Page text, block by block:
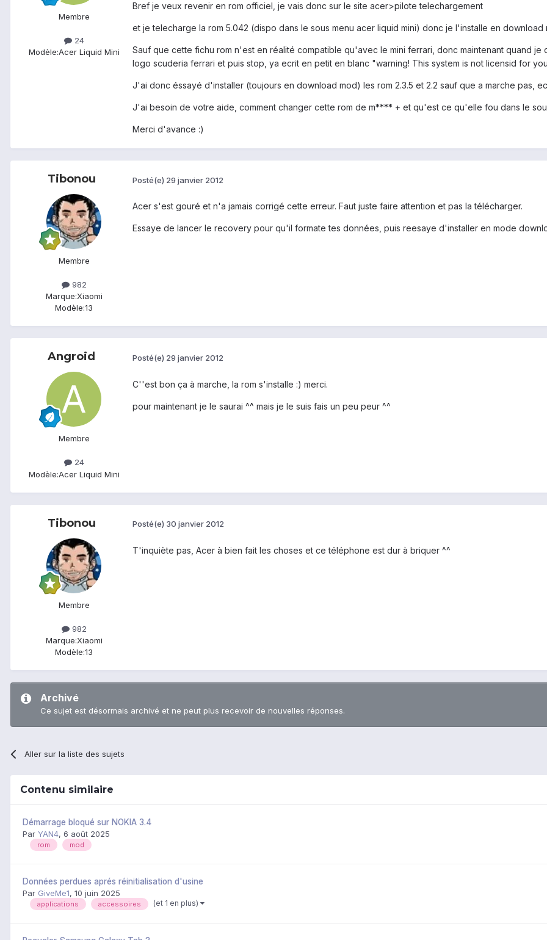
Membre
24
Modèle:Acer Liquid Mini
Bref je veux revenir en rom officiel, je vais donc sur le site acer>pilote telechargement
et je telecharge la rom 5.042 (dispo dans le sous menu acer liquid mini) donc je l'installe en download
Sauf que cette fichu rom n'est en réalité compatible qu'avec le mini ferrari, donc maintenant quand
logo scuderia ferrari et puis stop, ya ecrit en petit en blanc "warning! This system is not licensid for
J'ai donc éssayé d'installer (toujours en download mod) les rom 2.3.5 et 2.2 sauf que a marche pas,
J'ai besoin de votre aide, comment changer cette rom de m**** + et qu'est ce qu'elle fou dans le
Merci d'avance :)
Tibonou
Membre
982
Marque:Xiaomi
Modèle:13
Posté(e) 29 janvier 2012
Acer s'est gouré et n'a jamais corrigé cette erreur. Faut juste faire attention et pas la télécharger.
Essaye de lancer le recovery pour qu'il formate tes données, puis reesaye d'installer en mode
Angroid
Membre
24
Modèle:Acer Liquid Mini
Posté(e) 29 janvier 2012
C''est bon ça à marche, la rom s'installe :) merci.
pour maintenant je le saurai ^^ mais je le suis fais un peu peur ^^
Tibonou
Membre
982
Marque:Xiaomi
Modèle:13
Posté(e) 30 janvier 2012
T'inquiète pas, Acer à bien fait les choses et ce téléphone est dur à briquer ^^
Archivé
Ce sujet est désormais archivé et ne peut plus recevoir de nouvelles réponses.
Aller sur la liste des sujets
Contenu similaire
Démarrage bloqué sur NOKIA 3.4
Par YAN4, 6 août 2025
rom mod
Données perdues aprés réinitialisation d'usine
Par GiveMe1, 10 juin 2025
applications accessoires (et 1 en plus)